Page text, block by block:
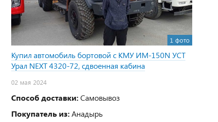
1 фото
Купил автомобиль бортовой с КМУ ИМ-150N УСТ
Урал NEXT 4320-72, сдвоенная кабина
02 мая 2024
Способ доставки:Самовывоз
Покупатель из:Анадырь